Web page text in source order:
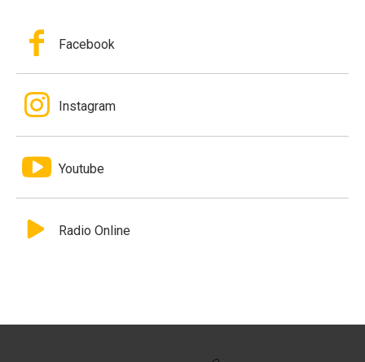
Facebook
Instagram
Youtube
Radio Online